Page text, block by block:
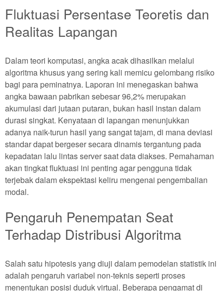
Fluktuasi Persentase Teoretis dan
Realitas Lapangan
Dalam teori komputasi, angka acak dihasilkan melalui
algoritma khusus yang sering kali memicu gelombang risiko
bagi para peminatnya. Laporan ini menegaskan bahwa
angka bawaan pabrikan sebesar 96,2% merupakan
akumulasi dari jutaan putaran, bukan hasil instan dalam
durasi singkat. Kenyataan di lapangan menunjukkan
adanya naik-turun hasil yang sangat tajam, di mana deviasi
standar dapat bergeser secara dinamis tergantung pada
kepadatan lalu lintas server saat data diakses. Pemahaman
akan tingkat fluktuasi ini penting agar pengguna tidak
terjebak dalam ekspektasi keliru mengenai pengembalian
modal.
Pengaruh Penempatan Seat
Terhadap Distribusi Algoritma
Salah satu hipotesis yang diuji dalam pemodelan statistik ini
adalah pengaruh variabel non-teknis seperti proses
menentukan posisi duduk virtual. Beberapa pengamat di